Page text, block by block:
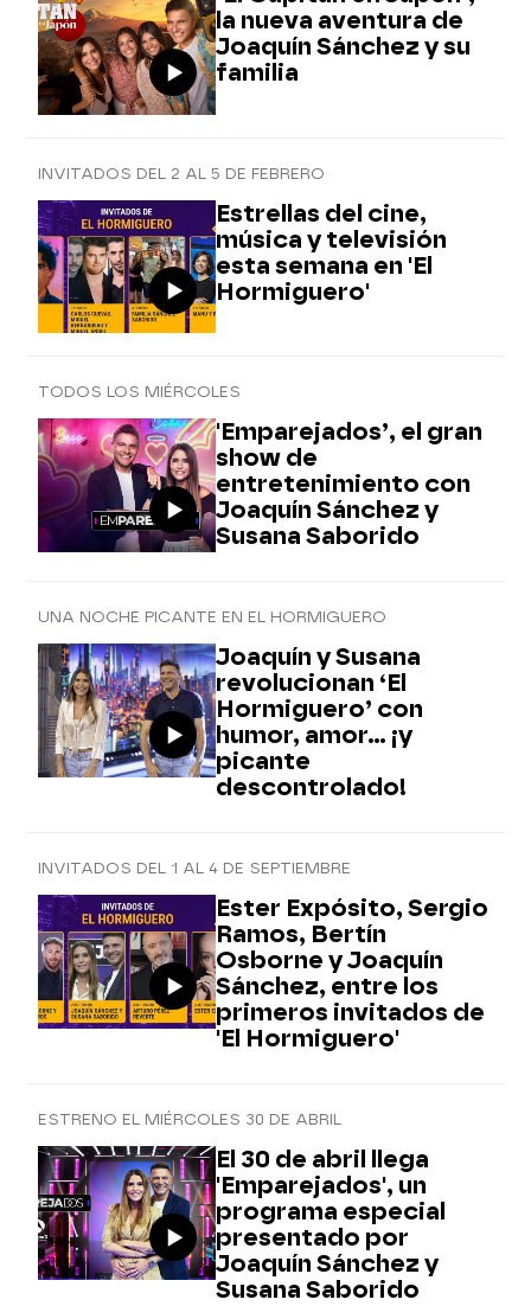
la nueva aventura de
Joaquín Sánchez y su
familia
INVITADOS DEL 2 AL 5 DE FEBRERO
Estrellas del cine,
música y televisión
esta semana en 'El
Hormiguero'
TODOS LOS MIÉRCOLES
'Emparejados’, el gran
show de
entretenimiento con
Joaquín Sánchez y
Susana Saborido
UNA NOCHE PICANTE EN EL HORMIGUERO
Joaquín y Susana
revolucionan ‘El
Hormiguero’ con
humor, amor... ¡y
picante
descontrolado!
INVITADOS DEL 1 AL 4 DE SEPTIEMBRE
Ester Expósito, Sergio
Ramos, Bertín
Osborne y Joaquín
Sánchez, entre los
primeros invitados de
'El Hormiguero'
ESTRENO EL MIÉRCOLES 30 DE ABRIL
El 30 de abril llega
'Emparejados', un
programa especial
presentado por
Joaquín Sánchez y
Susana Saborido